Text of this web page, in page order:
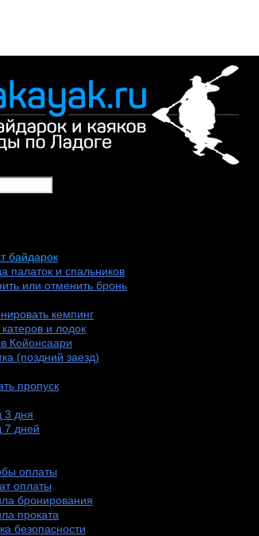
байдарок
палаток и спальников
или отменить бронь
кемпинг
и лодок
Койонсаари
(поздний заезд)
пропуск
3 дня
7 дней
оплаты
оплаты
бронирования
проката
безопасности